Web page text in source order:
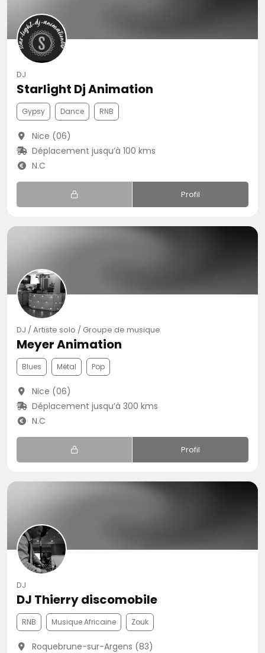
DJ
Starlight Dj Animation
Gypsy Dance RNB
Nice (06)
Déplacement jusqu’à 100 kms
N.C
Profil
DJ / Artiste solo / Groupe de musique
Meyer Animation
Blues Métal Pop
Nice (06)
Déplacement jusqu’à 300 kms
N.C
Profil
DJ
DJ Thierry discomobile
RNB Musique Africaine Zouk
Roquebrune-sur-Argens (83)